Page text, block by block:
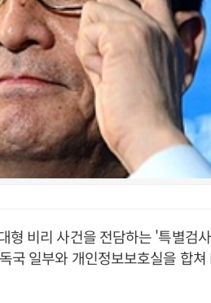
형 비리 사건을 전담하는 '특별검
국 일부와 개인정보보호실을 합